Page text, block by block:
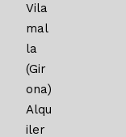
Vila
mal
la
(Gir
ona)
Alqu
iler